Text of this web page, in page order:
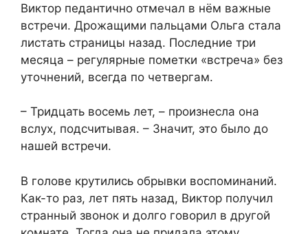
Виктор педантично отмечал в нём важные
встречи. Дрожащими пальцами Ольга стала
листать страницы назад. Последние три
месяца – регулярные пометки «встреча» без
уточнений, всегда по четвергам.
– Тридцать восемь лет, – произнесла она
вслух, подсчитывая. – Значит, это было до
нашей встречи.
В голове крутились обрывки воспоминаний.
Как-то раз, лет пять назад, Виктор получил
странный звонок и долго говорил в другой